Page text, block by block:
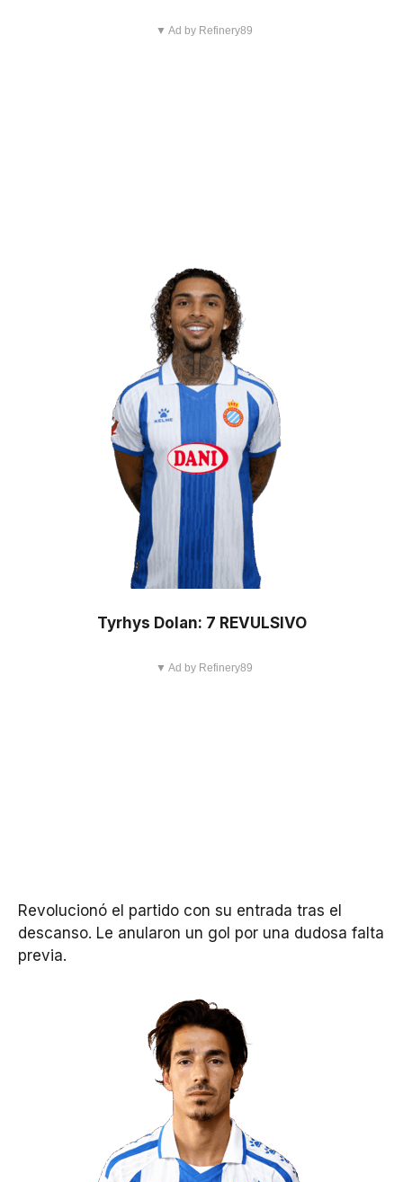
▼ Ad by Refinery89
Tyrhys Dolan: 7 REVULSIVO
▼ Ad by Refinery89
Revolucionó el partido con su entrada tras el
descanso. Le anularon un gol por una dudosa falta
previa.